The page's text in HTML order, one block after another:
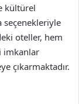
kültürel
oteller, hem
imkanlar
çıkarmaktadır.